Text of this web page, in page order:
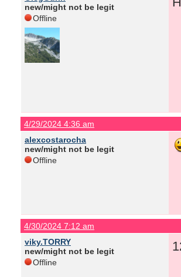
new/might not be legit
Offline
4/29/2024 4:36 am
alexcostarocha
new/might not be legit
Offline
4/30/2024 7:12 am
viky.TORRY
new/might not be legit
Offline